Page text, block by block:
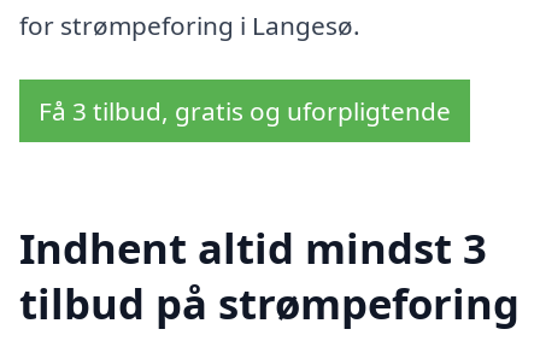
for strømpeforing i Langesø.
Få 3 tilbud, gratis og uforpligtende
Indhent altid mindst 3
tilbud på strømpeforing